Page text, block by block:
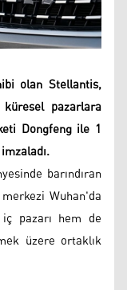
olan Stellantis,
pazarlara
Dongfeng ile 1
barındıran
Wuhan'da
pazarı hem de
üzere ortaklık